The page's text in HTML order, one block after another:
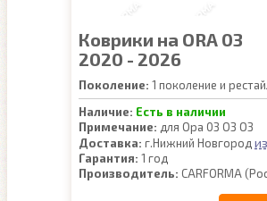
Коврики на ORA 03
2020 - 2026
Поколение: 1 поколение и
Наличие: Есть в наличии
Примечание: для Ора 03 O3 О3
Доставка: г.Нижний Новгород
Гарантия: 1 год
Производитель: CARFORMA